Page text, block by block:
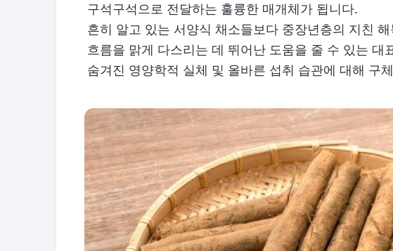
구석구석으로 전달하는 훌륭한 매개체가 됩니다.
흔히 알고 있는 서양식 채소들보다 중장년층의 지친
흐름을 맑게 다스리는 데 뛰어난 도움을 줄 수 있는 대
숨겨진 영양학적 실체 및 올바른 섭취 습관에 대해 구